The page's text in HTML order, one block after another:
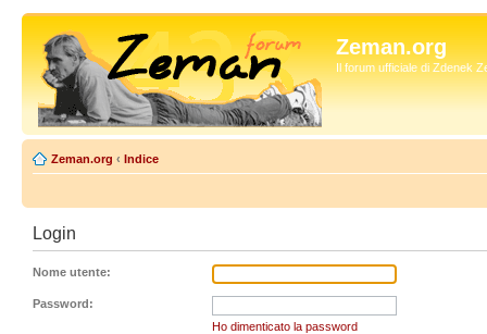
Zeman.org
Il forum ufficiale di Zdenek
Zeman.org ‹ Indice
Login
Nome utente:
Password:
Ho dimenticato la password